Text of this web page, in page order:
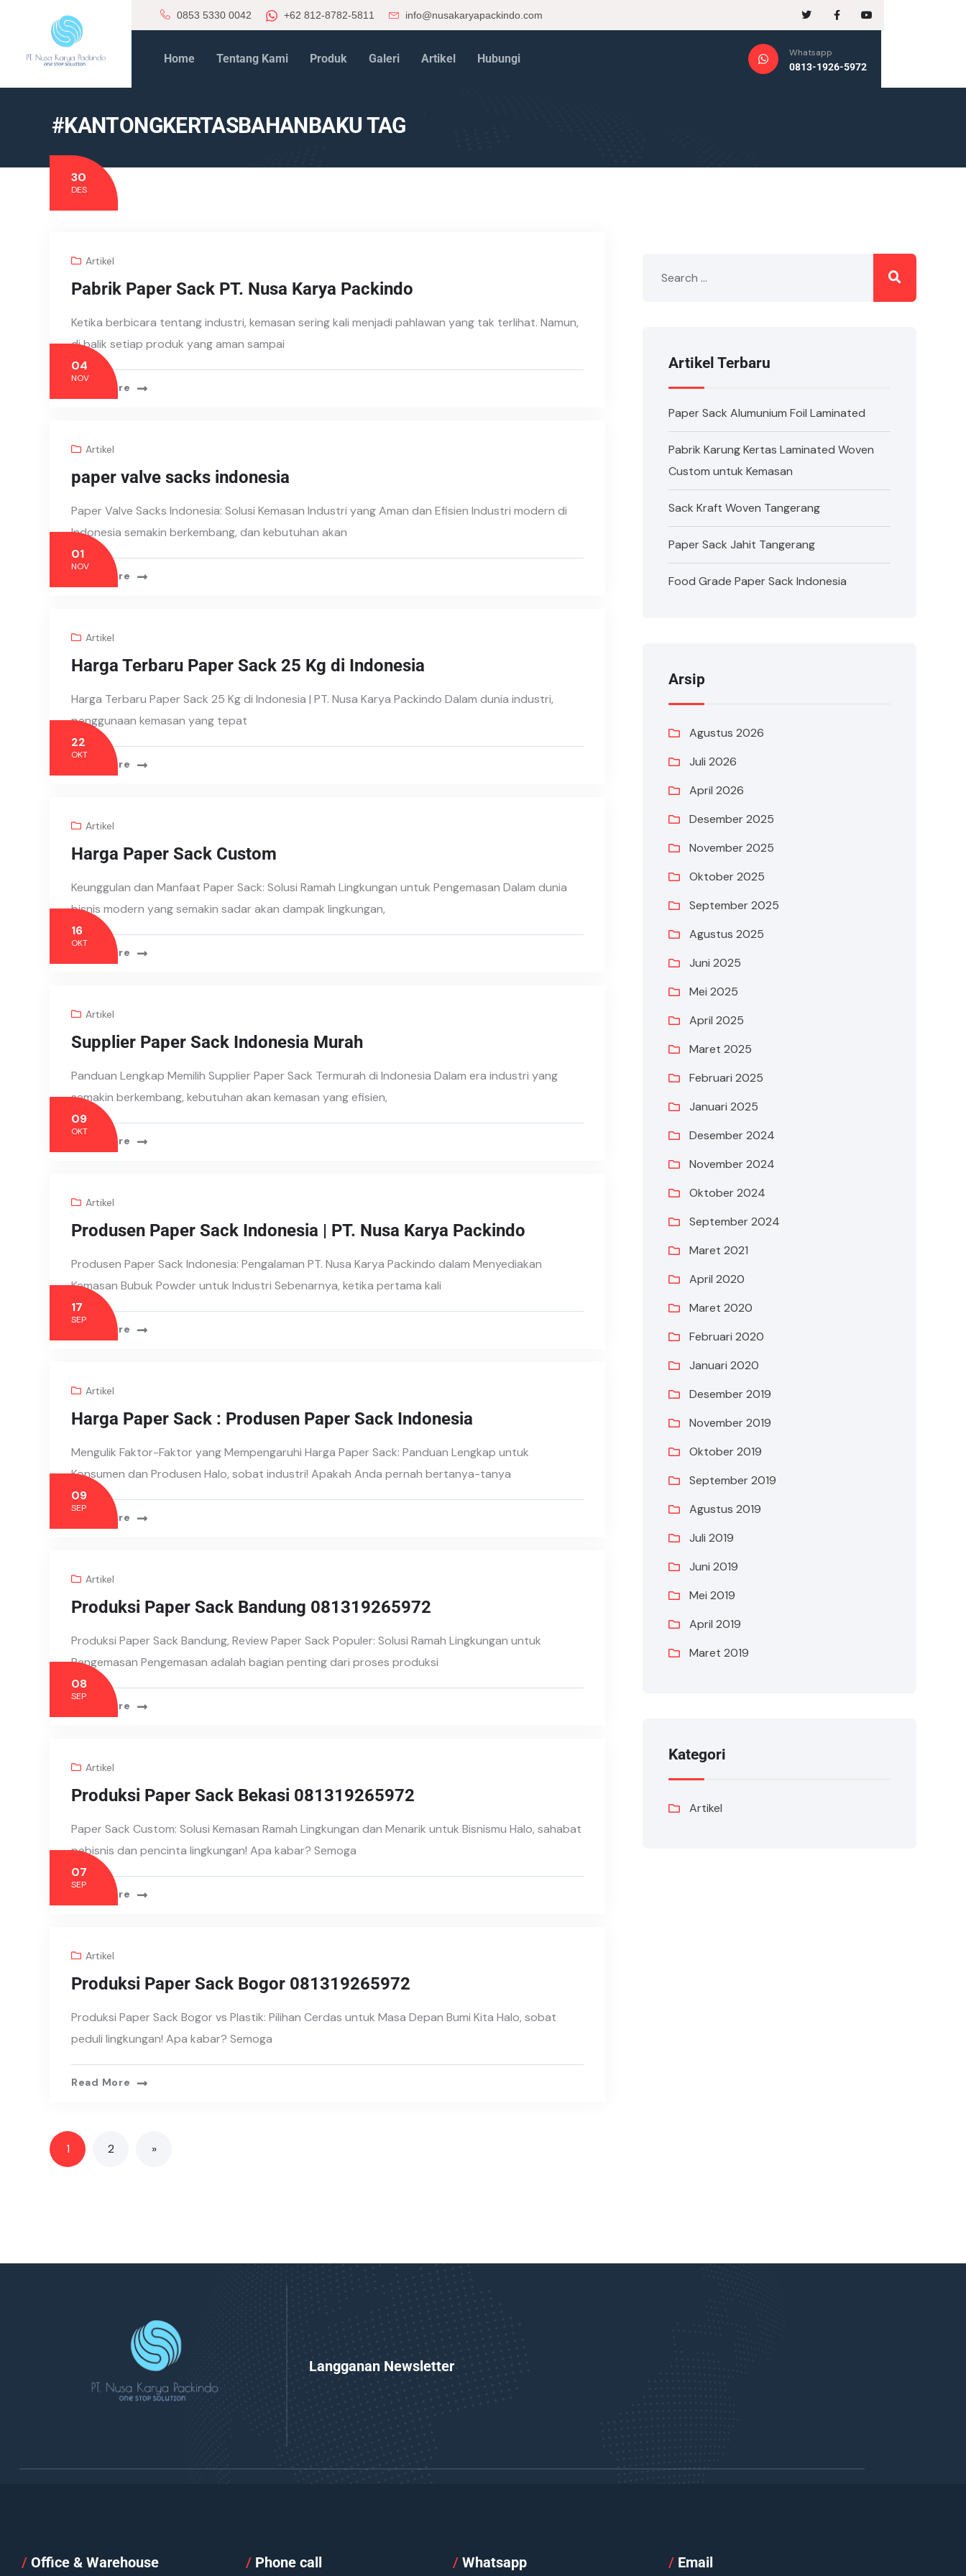
0853 5330 0042 +62 812-8782-5811 info@nusakaryapackindo.com
Home Tentang Kami Produk Galeri Artikel Hubungi
Whatsapp
0813-1926-5972
#KANTONGKERTASBAHANBAKU TAG
30
DES
Artikel
Pabrik Paper Sack PT. Nusa Karya Packindo
Ketika berbicara tentang industri, kemasan sering kali menjadi pahlawan yang tak terlihat. Namun,
di balik setiap produk yang aman sampai
Read More
04
NOV
Artikel
paper valve sacks indonesia
Paper Valve Sacks Indonesia: Solusi Kemasan Industri yang Aman dan Efisien Industri modern di
Indonesia semakin berkembang, dan kebutuhan akan
Read More
01
NOV
Artikel
Harga Terbaru Paper Sack 25 Kg di Indonesia
Harga Terbaru Paper Sack 25 Kg di Indonesia | PT. Nusa Karya Packindo Dalam dunia industri,
penggunaan kemasan yang tepat
Read More
22
OKT
Artikel
Harga Paper Sack Custom
Keunggulan dan Manfaat Paper Sack: Solusi Ramah Lingkungan untuk Pengemasan Dalam dunia
bisnis modern yang semakin sadar akan dampak lingkungan,
Read More
16
OKT
Artikel
Supplier Paper Sack Indonesia Murah
Panduan Lengkap Memilih Supplier Paper Sack Termurah di Indonesia Dalam era industri yang
semakin berkembang, kebutuhan akan kemasan yang efisien,
Read More
09
OKT
Artikel
Produsen Paper Sack Indonesia | PT. Nusa Karya Packindo
Produsen Paper Sack Indonesia: Pengalaman PT. Nusa Karya Packindo dalam Menyediakan
Kemasan Bubuk Powder untuk Industri Sebenarnya, ketika pertama kali
Read More
17
SEP
Artikel
Harga Paper Sack : Produsen Paper Sack Indonesia
Mengulik Faktor-Faktor yang Mempengaruhi Harga Paper Sack: Panduan Lengkap untuk
Konsumen dan Produsen Halo, sobat industri! Apakah Anda pernah bertanya-tanya
Read More
09
SEP
Artikel
Produksi Paper Sack Bandung 081319265972
Produksi Paper Sack Bandung, Review Paper Sack Populer: Solusi Ramah Lingkungan untuk
Pengemasan Pengemasan adalah bagian penting dari proses produksi
Read More
08
SEP
Artikel
Produksi Paper Sack Bekasi 081319265972
Paper Sack Custom: Solusi Kemasan Ramah Lingkungan dan Menarik untuk Bisnismu Halo, sahabat
pebisnis dan pencinta lingkungan! Apa kabar? Semoga
Read More
07
SEP
Artikel
Produksi Paper Sack Bogor 081319265972
Produksi Paper Sack Bogor vs Plastik: Pilihan Cerdas untuk Masa Depan Bumi Kita Halo, sobat
peduli lingkungan! Apa kabar? Semoga
Read More
1 2 »
Artikel Terbaru
Paper Sack Alumunium Foil Laminated
Pabrik Karung Kertas Laminated Woven
Custom untuk Kemasan
Sack Kraft Woven Tangerang
Paper Sack Jahit Tangerang
Food Grade Paper Sack Indonesia
Arsip
Agustus 2026
Juli 2026
April 2026
Desember 2025
November 2025
Oktober 2025
September 2025
Agustus 2025
Juni 2025
Mei 2025
April 2025
Maret 2025
Februari 2025
Januari 2025
Desember 2024
November 2024
Oktober 2024
September 2024
Maret 2021
April 2020
Maret 2020
Februari 2020
Januari 2020
Desember 2019
November 2019
Oktober 2019
September 2019
Agustus 2019
Juli 2019
Juni 2019
Mei 2019
April 2019
Maret 2019
Kategori
Artikel
Langganan Newsletter
/ Office & Warehouse / Phone call /Whatsapp /Email